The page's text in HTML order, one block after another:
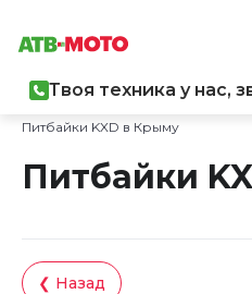
Твоя техника у нас,
Питбайки KXD в Крыму
Питбайки
❮ Назад